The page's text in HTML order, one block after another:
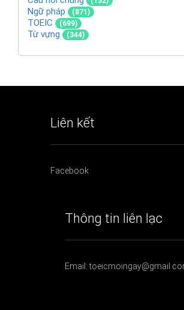
Ngữ pháp (871)
TOEIC (699)
Từ vựng (344)
Liên kết
Facebook
Thông tin liên lạc
Email: